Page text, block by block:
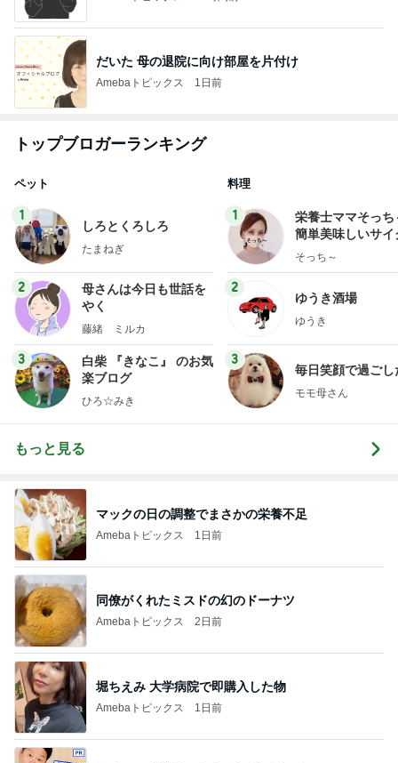
だいた 母の退院に向け部屋を片付け
Amebaトピックス 1日前
トップブロガーランキング
ペット
1
しろとくろしろ
たまねぎ
2
母さんは今日も世話を
やく
藤緒 ミルカ
3
白柴 『きなこ』 のお気
楽ブログ
ひろ☆みき
料理
1
栄養士ママそっち
簡単美味しいサイ
献立
そっち～
2
ゆうき酒場
ゆうき
3
毎日笑顔で過ごし
モモ母さん
もっと見る
マックの日の調整でまさかの栄養不足
Amebaトピックス 1日前
同僚がくれたミスドの幻のドーナツ
Amebaトピックス 2日前
堀ちえみ 大学病院で即購入した物
Amebaトピックス 1日前